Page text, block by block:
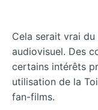
Cela serait vrai
audiovisuel. Des
certains intérêts
utilisation de la
fan-films.